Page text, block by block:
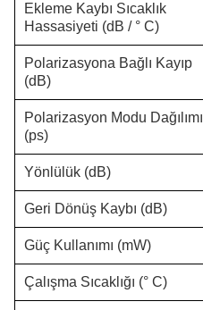
Ekleme Kaybı Sıcaklık
Hassasiyeti (dB / ° C)
Polarizasyona Bağlı Kayıp
(dB)
Polarizasyon Modu Dağılımı
(ps)
Yönlülük (dB)
Geri Dönüş Kaybı (dB)
Güç Kullanımı (mW)
Çalışma Sıcaklığı (° C)